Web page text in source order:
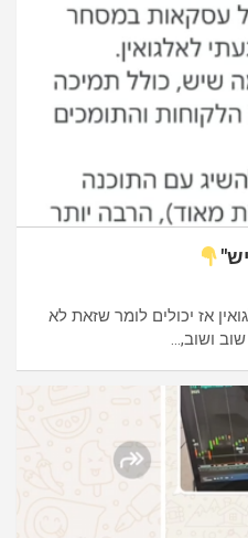
אז יכולים לומר שזאת לא
ושוב,…